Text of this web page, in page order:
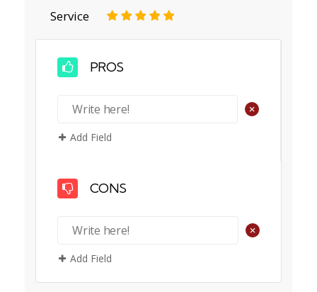
Service 5
4
3
2
PROS
+
Add Field
CONS
+
Add Field